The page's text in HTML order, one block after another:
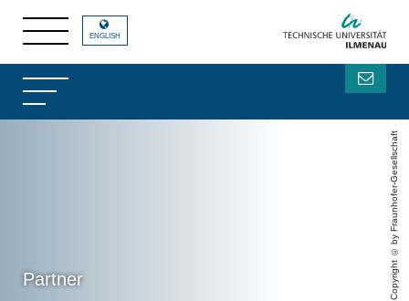
Partner Copyright © by Fraunhofer-Gesellschaft
ENGLISH